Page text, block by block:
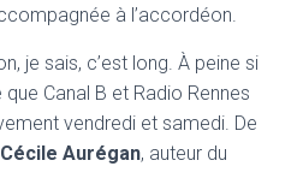
à l’accordéon.
je sais, c’est long. À peine si
Canal B et Radio Rennes
vendredi et samedi. De
Cécile Aurégan, auteur du